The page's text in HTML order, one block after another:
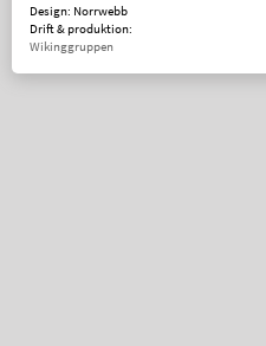
Design: Norrwebb
Drift & produktion:
Wikinggruppen